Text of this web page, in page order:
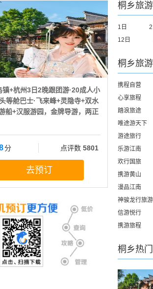
镇+杭州3日2晚跟团游·20成人小
等舱巴士·飞来峰+灵隐寺+双水
船+汉服游园，金牌导游，两正
分 点评数 5801
去预订
桐乡旅
1日
12日
桐乡旅
携程自营
心享旅程
踏浪旅途
唯途游天下
游途旅行
乐游江南
欢行国旅
携游黄山
漫品江南
神骏龙行旅游
信游悦行
携游旅程
桐乡热